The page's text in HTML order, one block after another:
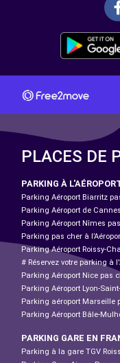
PLACES DE
PARKING À
Parking Aéroport Biarritz
Parking Aéroport de
Parking Aéroport Nîmes
Parking pas cher à
Parking Aéroport Roissy-
# Réservez votre parking à
Parking Aéroport Nice pas
Parking Aéroport Lyon-
Parking aéroport Marseille
Parking Aéroport Bâle-
PARKING GARE EN
Parking à la gare TGV